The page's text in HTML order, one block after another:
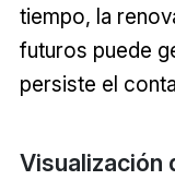
tiempo, la
futuros puede
persiste el
Visualización